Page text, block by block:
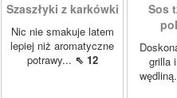
Szaszłyki z karkówki
Nic nie smakuje latem
lepiej niż aromatyczne
potrawy... ⇖ 12
Sos
grilla